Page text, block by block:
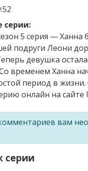
серии:
5 серия — Ханна
подруги Леони
девушка
временем Ханна
период в
онлайн на сайте
вам
серии